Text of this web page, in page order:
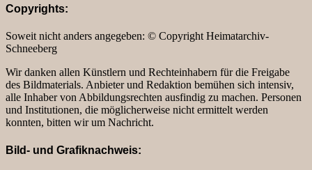
Copyrights:
Soweit nicht anders angegeben: © Copyright Heimatarchiv-
Schneeberg
Wir danken allen Künstlern und Rechteinhabern für die Freigabe
des Bildmaterials. Anbieter und Redaktion bemühen sich intensiv,
alle Inhaber von Abbildungsrechten ausfindig zu machen. Personen
und Institutionen, die möglicherweise nicht ermittelt werden
konnten, bitten wir um Nachricht.
Bild- und Grafiknachweis: